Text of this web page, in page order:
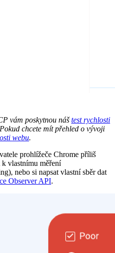
vám poskytnou náštest rychlosti
chcete mít přehled o vývoji
webu.
prohlížeče Chrome příliš
vlastnímu měření
nebo si napsat vlastní sběr dat
Observer API.